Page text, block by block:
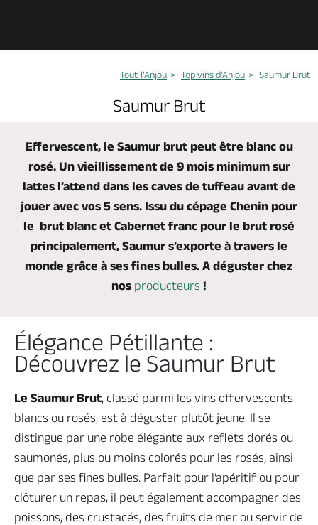
Dormir, manger
Séjours, cadeaux
Billetterie en ligne
Brochures & Cartes Offices de tourisme Comment venir ? Ecrivez-nous
Tout l’Anjou Top vins d’Anjou Saumur Brut
Saumur Brut
Effervescent, le Saumur brut peut être blanc ou
rosé. Un vieillissement de 9 mois minimum sur
lattes l’attend dans les caves de tuffeau avant de
jouer avec vos 5 sens. Issu du cépage Chenin pour
le brut blanc et Cabernet franc pour le brut rosé
principalement, Saumur s’exporte à travers le
monde grâce à ses fines bulles. A déguster chez
nos producteurs !
Élégance Pétillante :
Découvrez le Saumur Brut
Le Saumur Brut, classé parmi les vins effervescents
blancs ou rosés, est à déguster plutôt jeune. Il se
distingue par une robe élégante aux reflets dorés ou
saumonés, plus ou moins colorés pour les rosés, ainsi
que par ses fines bulles. Parfait pour l’apéritif ou pour
clôturer un repas, il peut également accompagner des
poissons, des crustacés, des fruits de mer ou servir de